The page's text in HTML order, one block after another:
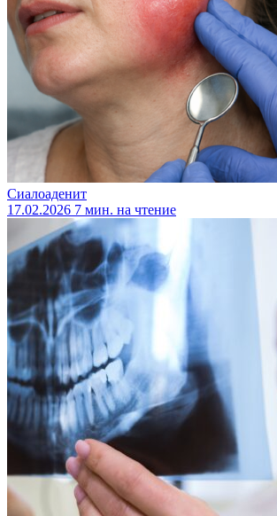
Сиалоаденит
17.02.2026 7 мин. на чтение